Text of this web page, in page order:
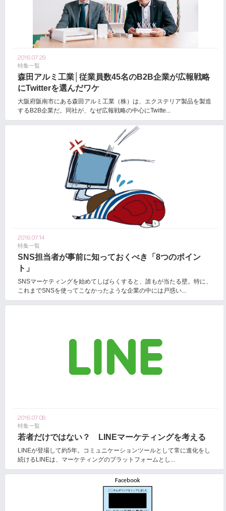
2016.07.29
特集一覧
森田アルミ工業│従業員数45名のB2B企業が広報戦略
にTwitterを選んだワケ
大阪府阪南市にある森田アルミ工業（株）は、エクステリア製品を製造
するB2B企業だ。同社が、なぜ広報戦略の中心にTwitte...
2016.07.14
特集一覧
SNS担当者が事前に知っておくべき「8つのポイン
ト」
SNSマーケティングを始めてしばらくすると、誰もが当たる壁。特に、
これまでSNSを使ってこなかったような企業の中には戸惑い...
2016.07.08
特集一覧
若者だけではない？ LINEマーケティングを考える
LINEが登場して約5年。コミュニケーションツールとして常に進化をし
続けるLINEは、マーケティングのプラットフォームとし...